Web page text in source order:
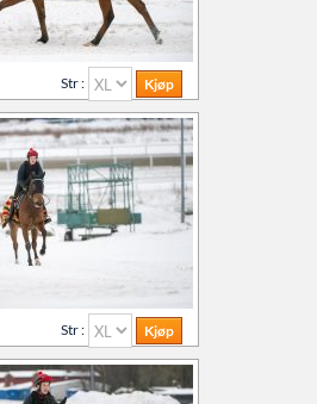
Str :
Str :